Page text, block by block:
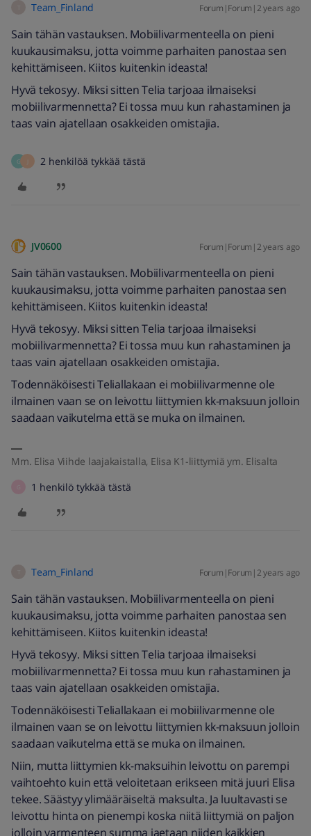
Team_Finland Forum|Forum|2 years ago
Sain tähän vastauksen. Mobiilivarmenteella on pieni
kuukausimaksu, jotta voimme parhaiten panostaa sen
kehittämiseen. Kiitos kuitenkin ideasta!
Hyvä tekosyy. Miksi sitten Telia tarjoaa ilmaiseksi
mobiilivarmennetta? Ei tossa muu kun rahastaminen ja
taas vain ajatellaan osakkeiden omistajia.
G 2 henkilöä tykkää tästä
JV0600 Forum|Forum|2 years ago
Sain tähän vastauksen. Mobiilivarmenteella on pieni
kuukausimaksu, jotta voimme parhaiten panostaa sen
kehittämiseen. Kiitos kuitenkin ideasta!
Hyvä tekosyy. Miksi sitten Telia tarjoaa ilmaiseksi
mobiilivarmennetta? Ei tossa muu kun rahastaminen ja
taas vain ajatellaan osakkeiden omistajia.
Todennäköisesti Teliallakaan ei mobiilivarmenne ole
ilmainen vaan se on leivottu liittymien kk-maksuun jolloin
saadaan vaikutelma että se muka on ilmainen.
Mm. Elisa Viihde laajakaistalla, Elisa K1-liittymiä ym. Elisalta
1 henkilö tykkää tästä
Team_Finland Forum|Forum|2 years ago
Sain tähän vastauksen. Mobiilivarmenteella on pieni
kuukausimaksu, jotta voimme parhaiten panostaa sen
kehittämiseen. Kiitos kuitenkin ideasta!
Hyvä tekosyy. Miksi sitten Telia tarjoaa ilmaiseksi
mobiilivarmennetta? Ei tossa muu kun rahastaminen ja
taas vain ajatellaan osakkeiden omistajia.
Todennäköisesti Teliallakaan ei mobiilivarmenne ole
ilmainen vaan se on leivottu liittymien kk-maksuun jolloin
saadaan vaikutelma että se muka on ilmainen.
Niin, mutta liittymien kk-maksuihin leivottu on parempi
vaihtoehto kuin että veloitetaan erikseen mitä juuri Elisa
tekee. Säästyy ylimääräiseltä maksulta. Ja luultavasti se
leivottu hinta on pienempi koska niitä liittymiä on paljon
jolloin varmenteen summa jaetaan niiden kaikkien